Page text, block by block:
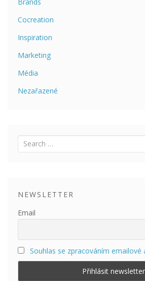
Cocreation
Inspiration
Marketing
Média
Nezařazené
Uncategorized
NEWSLETTER
Email
Souhlas se zpracováním emailové